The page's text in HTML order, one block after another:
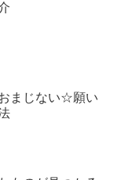
まじない☆願い